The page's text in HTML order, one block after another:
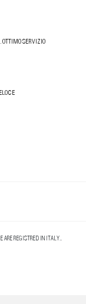
OTTIMO SERVIZIO
ARE REGISTRED IN ITALY..